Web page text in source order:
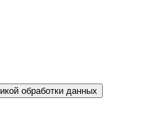
обработки данных